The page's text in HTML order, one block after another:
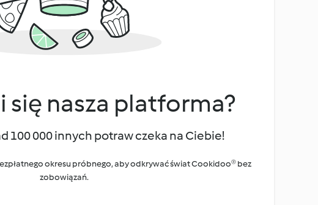
się nasza platforma?
100 000 innych potraw czeka na Ciebie!
okresu próbnego, aby odkrywać świat Cookidoo® bez
zobowiązań.